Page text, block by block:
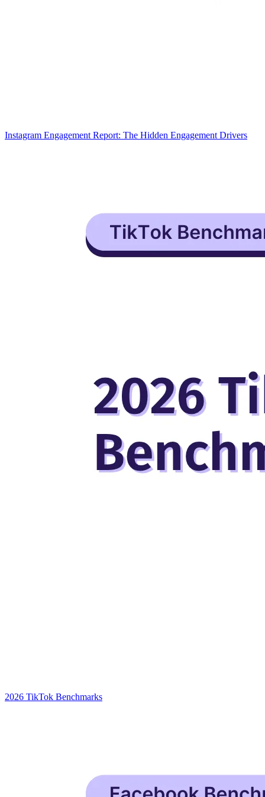
Instagram Engagement Report: The Hidden Engagement Drivers
2026 TikTok Benchmarks